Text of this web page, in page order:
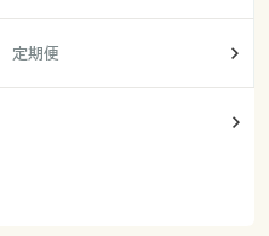
定期便